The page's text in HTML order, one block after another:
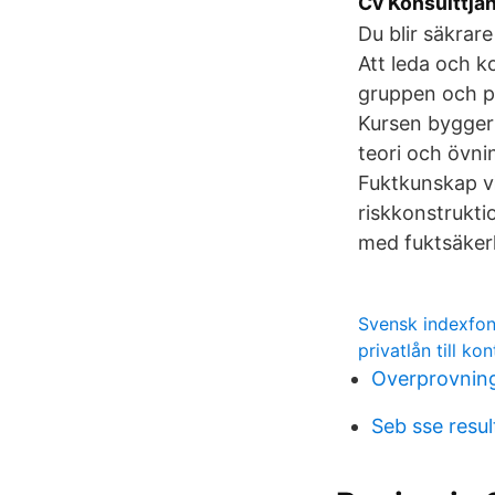
Du blir
Att leda och
gruppen och
Kursen
teori och
Fuktkunskap
med
Svensk
privatlån till
Seb sse